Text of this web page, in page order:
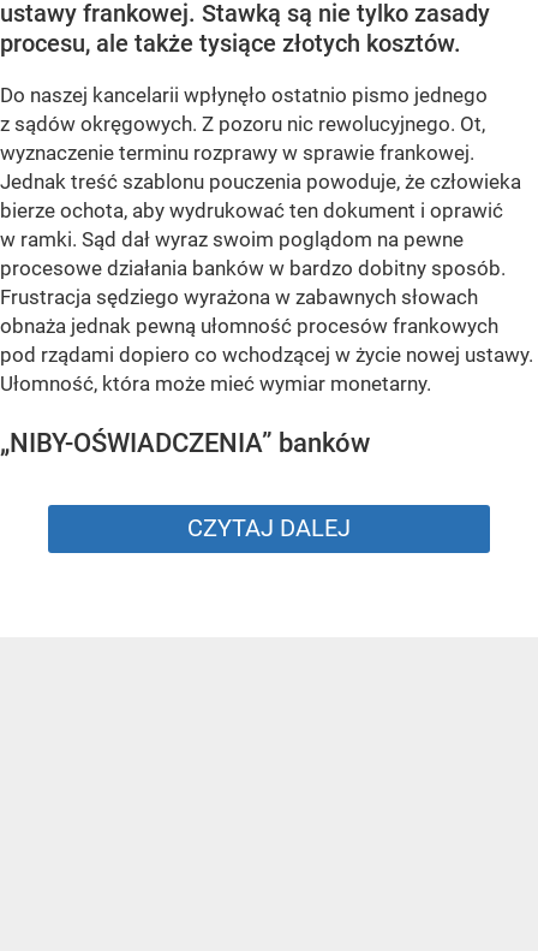
ustawy frankowej. Stawką są nie tylko zasady
procesu, ale także tysiące złotych kosztów.
Do naszej kancelarii wpłynęło ostatnio pismo jednego
z sądów okręgowych. Z pozoru nic rewolucyjnego. Ot,
wyznaczenie terminu rozprawy w sprawie frankowej.
Jednak treść szablonu pouczenia powoduje, że człowieka
bierze ochota, aby wydrukować ten dokument i oprawić
w ramki. Sąd dał wyraz swoim poglądom na pewne
procesowe działania banków w bardzo dobitny sposób.
Frustracja sędziego wyrażona w zabawnych słowach
obnaża jednak pewną ułomność procesów frankowych
pod rządami dopiero co wchodzącej w życie nowej ustawy.
Ułomność, która może mieć wymiar monetarny.
„NIBY-OŚWIADCZENIA” banków
CZYTAJ DALEJ